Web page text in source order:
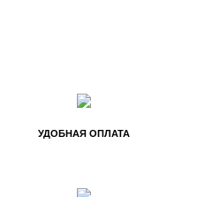
УДОБНАЯ ОПЛАТА